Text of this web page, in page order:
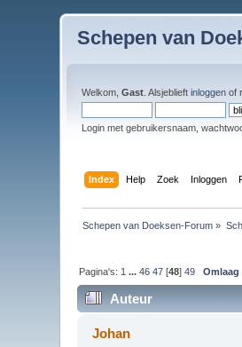
Schepen van
Welkom,Gast . Alsjeblieftinloggen of
Login met gebruikersnaam,
Index Help Zoek Inloggen
Schepen van Doeksen-Forum »
Pagina's: 1 ...46 47 [48]49 Omlaag
Auteur
Johan